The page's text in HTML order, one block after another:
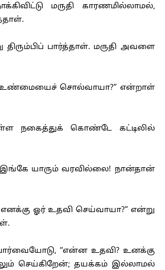
மருதி காரணமில்லாமல்,
பார்த்தாள். மருதி அவளை
சொல்வாயா?” என்றாள்
கொண்டே கட்டிலில்
யாரும் வரவில்லை! நான்தான்
ஓர் உதவி செய்வாயா?” என்று
“என்ன உதவி? உனக்கு
செய்கிறேன்; தயக்கம் இல்லாமல்